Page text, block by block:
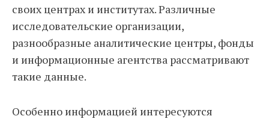
своих центрах и институтах. Различные
исследовательские организации,
разнообразные аналитические центры, фонды
и информационные агентства рассматривают
такие данные.
Особенно информацией интересуются